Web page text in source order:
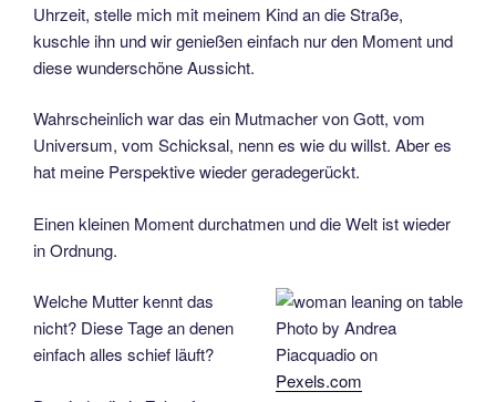
Uhrzeit, stelle mich mit meinem Kind an die Straße,
kuschle ihn und wir genießen einfach nur den Moment und
diese wunderschöne Aussicht.
Wahrscheinlich war das ein Mutmacher von Gott, vom
Universum, vom Schicksal, nenn es wie du willst. Aber es
hat meine Perspektive wieder geradegerückt.
Einen kleinen Moment durchatmen und die Welt ist wieder
in Ordnung.
Photo by Andrea
Piacquadio on
Pexels.com
Welche Mutter kennt das
nicht? Diese Tage an denen
einfach alles schief läuft?